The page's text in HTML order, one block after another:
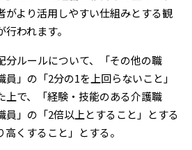
がより活用しやすい仕組みとする観
われます。
分ルールについて、「その他の職
」の「2分の1を上回らないこと」
上で、「経験・技能のある介護職
員」の「2倍以上とすること」とする
くすること」とする。